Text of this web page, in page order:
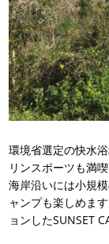
環境省選定の快水
リンスポーツも満
海岸沿いには小規
ャンプも楽しめま
ョンしたSUNSET